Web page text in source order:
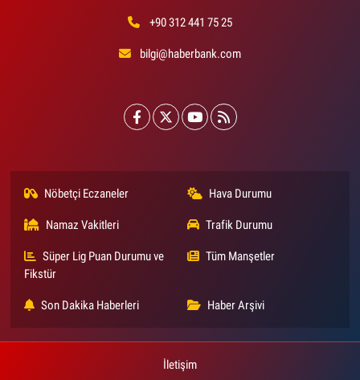
+90 312 441 75 25
bilgi@haberbank.com
Nöbetçi Eczaneler Hava Durumu
Namaz Vakitleri Trafik Durumu
Süper Lig Puan Durumu ve
Fikstür
Tüm Manşetler
Son Dakika Haberleri Haber Arşivi
İletişim